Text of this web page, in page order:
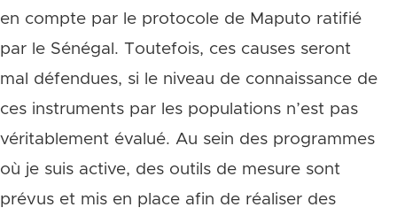
en compte par le protocole de Maputo ratifié
par le Sénégal. Toutefois, ces causes seront
mal défendues, si le niveau de connaissance de
ces instruments par les populations n’est pas
véritablement évalué. Au sein des programmes
où je suis active, des outils de mesure sont
prévus et mis en place afin de réaliser des